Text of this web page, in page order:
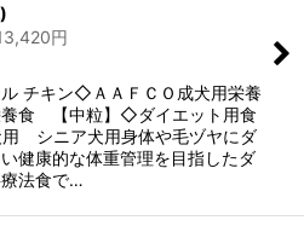
円
チキン◇ＡＡＦＣＯ成犬用栄養
養食 【中粒】◇ダイエット用食
シニア犬用身体や毛ヅヤにダ
健康的な体重管理を目指したダ
法食で…